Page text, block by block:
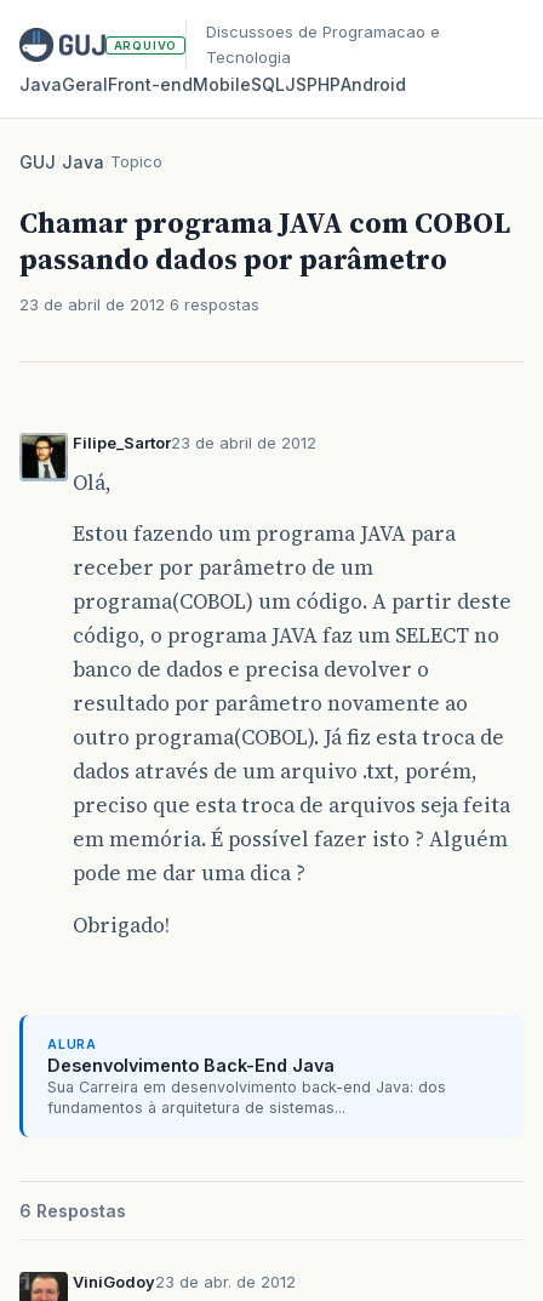
ARQUIVO
Discussoes de Programacao e
Tecnologia
JavaGeralFront‑endMobileSQLJSPHPAndroid
GUJ/Java/Topico
Chamar programa JAVA com COBOL
passando dados por parâmetro
23 de abril de 2012 6 respostas
Filipe_Sartor23 de abril de 2012
Olá,
Estou fazendo um programa JAVA para
receber por parâmetro de um
programa(COBOL) um código. A partir deste
código, o programa JAVA faz um SELECT no
banco de dados e precisa devolver o
resultado por parâmetro novamente ao
outro programa(COBOL). Já fiz esta troca de
dados através de um arquivo .txt, porém,
preciso que esta troca de arquivos seja feita
em memória. É possível fazer isto ? Alguém
pode me dar uma dica ?
Obrigado!
ALURA
Desenvolvimento Back-End Java
Sua Carreira em desenvolvimento back-end Java: dos
fundamentos à arquitetura de sistemas...
6 Respostas
ViniGodoy23 de abr. de 2012